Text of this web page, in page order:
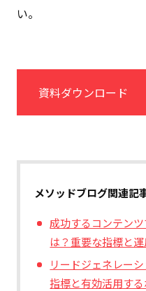
い。
資料ダウンロード
メソッドブログ関連記
成功するコンテン
は？重要な指標と
リードジェネレー
指標と有効活用す